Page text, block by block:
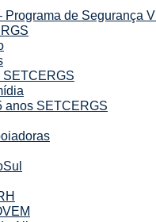
Programa de Segurança
SETCERGS
anos SETCERGS